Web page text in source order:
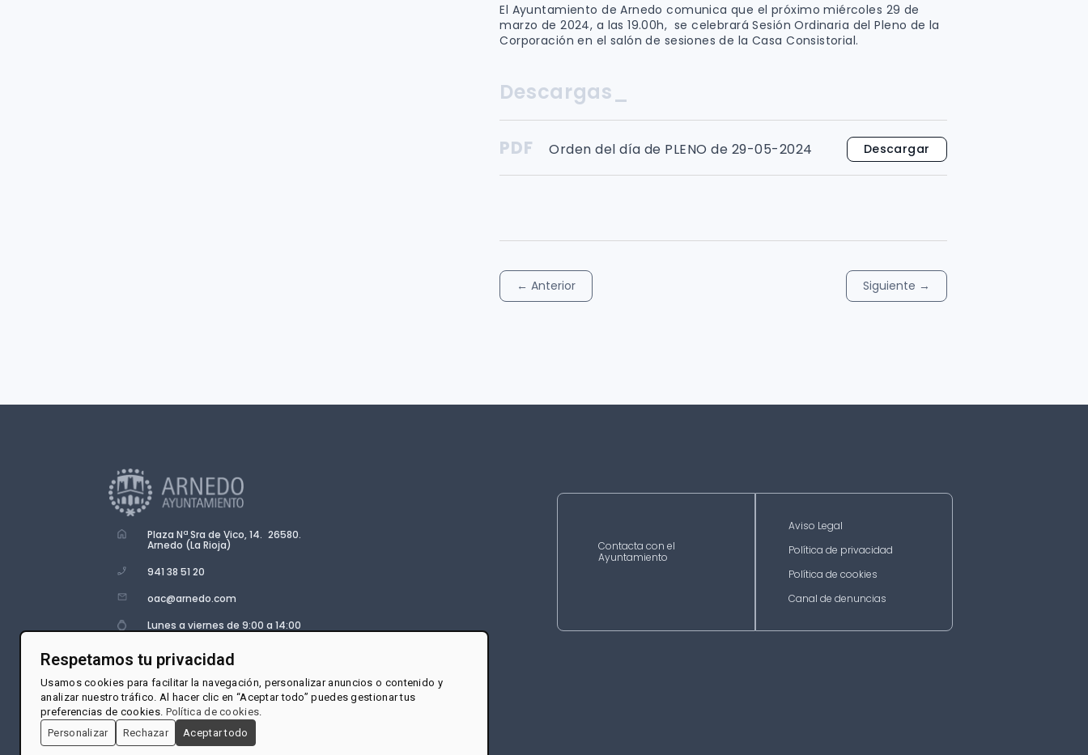
El Ayuntamiento de Arnedo comunica que el próximo miércoles 29 de
marzo de 2024, a las 19.00h, se celebrará Sesión Ordinaria del Pleno de la
Corporación en el salón de sesiones de la Casa Consistorial.
Descargas_
PDF Orden del día de PLENO de 29-05-2024 Descargar
←Anterior Siguiente →
Plaza Nª Sra de Vico, 14. 26580.
Arnedo (La Rioja)
941 38 51 20
oac@arnedo.com
Lunes a viernes de 9:00 a 14:00
Contacta con el
Ayuntamiento
Aviso Legal
Política de privacidad
Política de cookies
Canal de denuncias
Respetamos tu privacidad
Usamos cookies para facilitar la navegación, personalizar anuncios o contenido y
analizar nuestro tráfico. Al hacer clic en “Aceptar todo” puedes gestionar tus
preferencias de cookies. Política de cookies.
Personalizar
Rechazar Aceptar todo